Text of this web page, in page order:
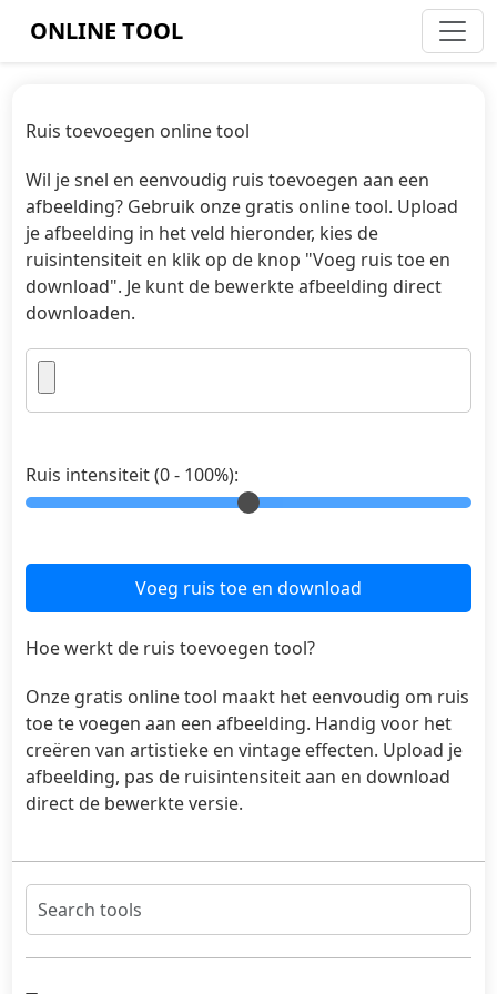
ONLINE TOOL
Ruis toevoegen online tool
Wil je snel en eenvoudig ruis toevoegen aan een
afbeelding? Gebruik onze gratis online tool. Upload
je afbeelding in het veld hieronder, kies de
ruisintensiteit en klik op de knop "Voeg ruis toe en
download". Je kunt de bewerkte afbeelding direct
downloaden.
Ruis intensiteit (0 - 100%):
Voeg ruis toe en download
Hoe werkt de ruis toevoegen tool?
Onze gratis online tool maakt het eenvoudig om ruis
toe te voegen aan een afbeelding. Handig voor het
creëren van artistieke en vintage effecten. Upload je
afbeelding, pas de ruisintensiteit aan en download
direct de bewerkte versie.